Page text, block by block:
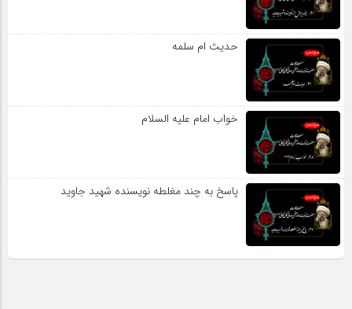
حدیث ام سلمه
خواب امام علیه السلام
پاسخ به چند مغلطه نویسنده شهید جاوید